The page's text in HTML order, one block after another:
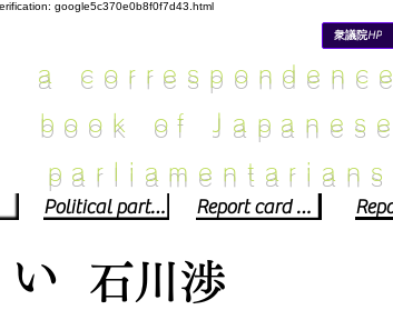
google5c370e0b8f0f7d43.html
衆議院HP
a correspondence
book of Japanese
parliamentarians​
Political party report card Report card of the House of Representatives
い 石川渉